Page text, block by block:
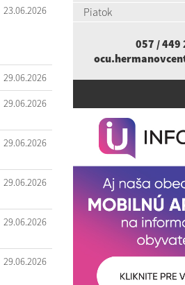
23.06.2026
29.06.2026
29.06.2026
29.06.2026
29.06.2026
29.06.2026
29.06.2026
Piatok
057 / 449